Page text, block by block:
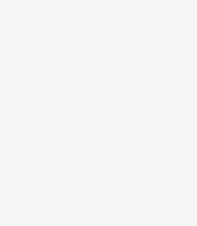
się do czasu wycofania tej
okres niezbędny do realizacji
zgody na
wynikający z umowy o
celów kontrolnych.